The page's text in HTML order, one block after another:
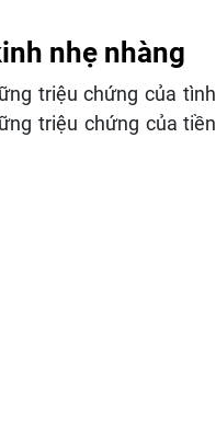
nhẹ nhàng
triệu chứng của tình
triệu chứng của tiền